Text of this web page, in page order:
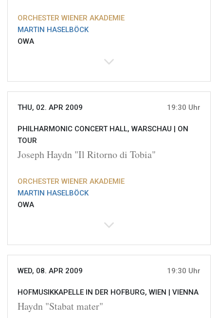
ORCHESTER WIENER AKADEMIE
MARTIN HASELBÖCK
OWA
THU, 02. APR 2009 19:30 Uhr
PHILHARMONIC CONCERT HALL, WARSCHAU | ON
TOUR
Joseph Haydn "Il Ritorno di Tobia"
ORCHESTER WIENER AKADEMIE
MARTIN HASELBÖCK
OWA
WED, 08. APR 2009 19:30 Uhr
HOFMUSIKKAPELLE IN DER HOFBURG, WIEN | VIENNA
Haydn "Stabat mater"